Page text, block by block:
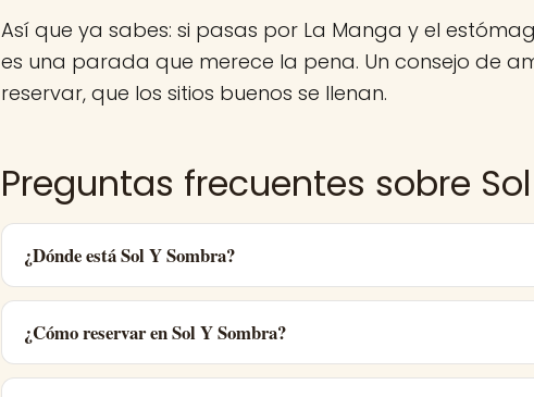
Así que ya sabes: si pasas por La Manga y el
es una parada que merece la pena. Un consejo de
reservar, que los sitios buenos se llenan.
Preguntas frecuentes sobre
¿Dónde está Sol Y Sombra?
¿Cómo reservar en Sol Y Sombra?